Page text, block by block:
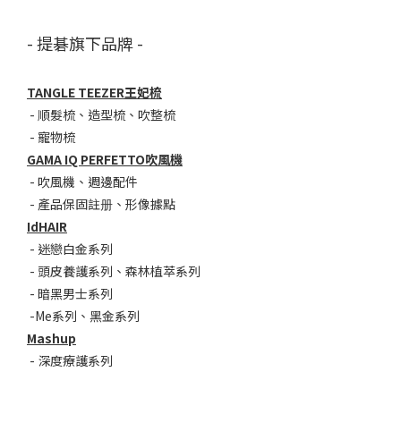
- 提碁旗下品牌 -
TANGLE TEEZER王妃梳
- 順髮梳 、 造型梳 、 吹整梳
- 寵物梳
GAMA IQ PERFETTO吹風機
- 吹風機 、 週邊配件
- 產品保固註册 、 形像據點
IdHAIR
- 迷戀白金系列
- 頭皮養護系列 、 森林植萃系列
- 暗黑男士系列
-Me系列 、 黑金系列
Mashup
- 深度療護系列